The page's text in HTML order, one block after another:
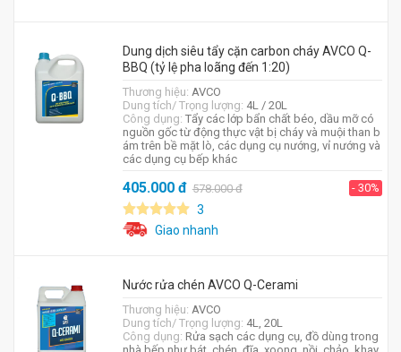
Dung dịch siêu tẩy cặn carbon cháy AVCO Q-
BBQ (tỷ lệ pha loãng đến 1:20)
Thương hiệu: AVCO
Dung tích/ Trọng lượng: 4L / 20L
Công dụng: Tẩy các lớp bẩn chất béo, dầu mỡ có
nguồn gốc từ động thực vật bị cháy và muội than b
ám trên bề mặt lò, các dụng cụ nướng, vỉ nướng và
các dụng cụ bếp khác
405.000đ 578.000đ - 30%
3
Giao nhanh
Nước rửa chén AVCO Q-Cerami
Thương hiệu: AVCO
Dung tích/ Trọng lượng: 4L, 20L
Công dụng: Rửa sạch các dụng cụ, đồ dùng trong